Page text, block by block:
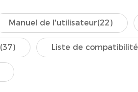
Manuel de l'utilisateur(22)
(37) Liste de compatibilité